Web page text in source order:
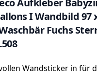
Aufkleber
I Wandbild 97
Fuchs
Wandsticker in für